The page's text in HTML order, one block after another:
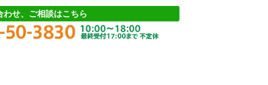
わせ、ご相談はこちら